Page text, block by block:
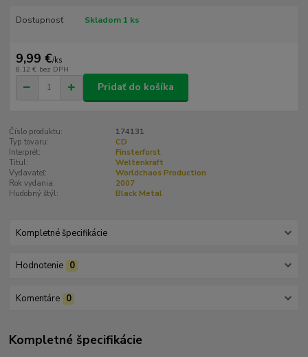
Dostupnosť Skladom 1 ks
9,99 €/ks
8,12 € bez DPH
Pridať do košíka
Číslo produktu:
174131
Typ tovaru:
CD
Interprét:
Finsterforst
Titul:
Weltenkraft
Vydavateľ:
Worldchaos Production
Rok vydania:
2007
Hudobný štýl:
Black Metal
Kompletné špecifikácie
Hodnotenie 0
Komentáre 0
Kompletné špecifikácie